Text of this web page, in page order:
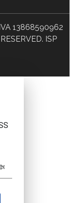
13868590962
ISP